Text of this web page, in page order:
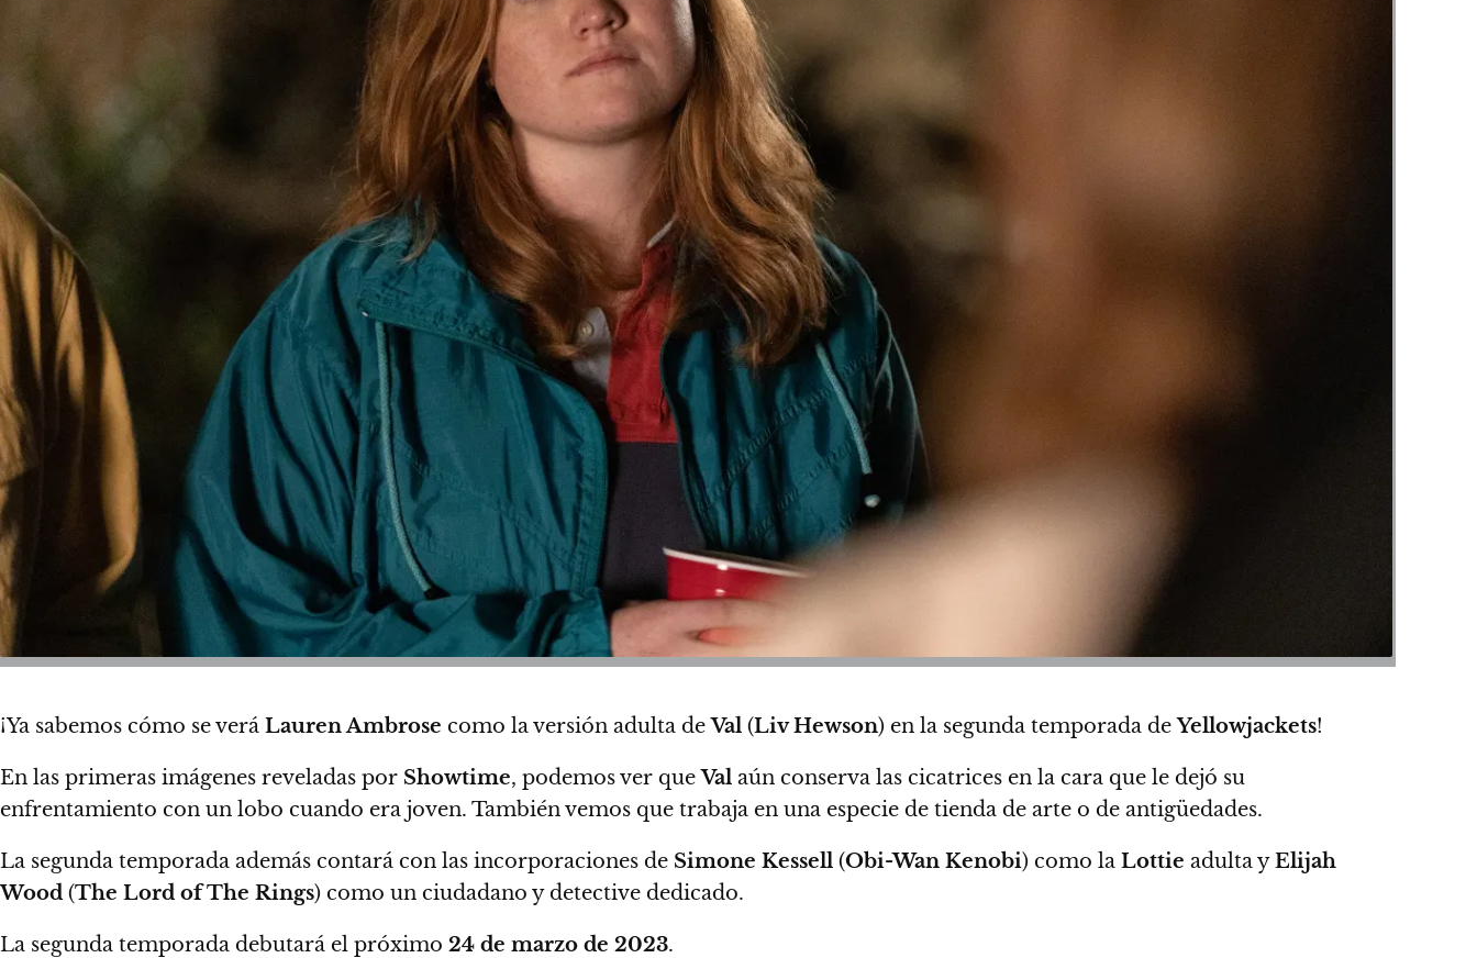
¡Ya sabemos cómo se verá Lauren Ambrose como la versión adulta deVal (Liv Hewson) en la segunda temporada deYellowjackets!
En las primeras imágenes reveladas por Showtime, podemos ver queVal aún conserva las cicatrices en la cara que le dejó su
enfrentamiento con un lobo cuando era joven. También vemos que trabaja en una especie de tienda de arte o de antigüedades.
La segunda temporada además contará con las incorporaciones de Simone Kessell (Obi-Wan Kenobi) como la Lottie adulta yElijah
Wood (The Lord of The Rings) como un ciudadano y detective dedicado.
La segunda temporada debutará el próximo 24 de marzo de 2023.